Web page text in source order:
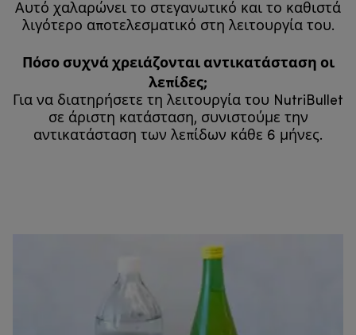
Αυτό χαλαρώνει το στεγανωτικό και το καθιστά
λιγότερο αποτελεσματικό στη λειτουργία του.
Πόσο συχνά χρειάζονται αντικατάσταση οι
λεπίδες;
Για να διατηρήσετε τη λειτουργία του NutriBullet
σε άριστη κατάσταση, συνιστούμε την
αντικατάσταση των λεπίδων κάθε 6 μήνες.